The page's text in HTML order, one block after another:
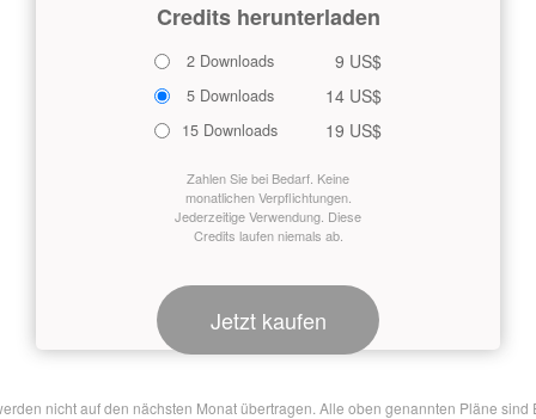
Credits herunterladen
2 Downloads 9 US$
5 Downloads 14 US$
15 Downloads 19 US$
Zahlen Sie bei Bedarf. Keine
monatlichen Verpflichtungen.
Jederzeitige Verwendung. Diese
Credits laufen niemals ab.
Jetzt kaufen
nicht auf den nächsten Monat übertragen. Alle oben genannten Pläne